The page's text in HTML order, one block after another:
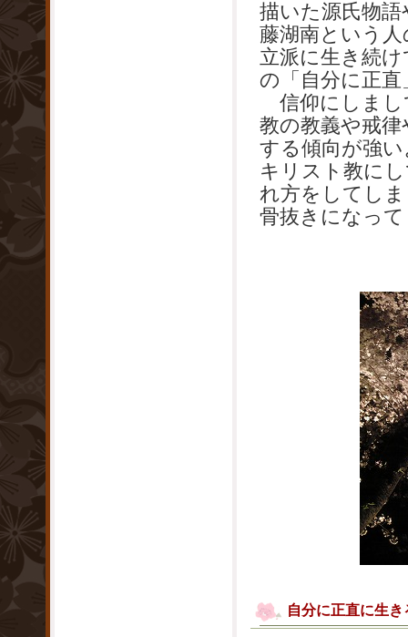
描いた源氏物
藤湖南という
立派に生き続
の「自分に正
信仰にしまし
教の教義や戒
する傾向が強
キリスト教に
れ方をしてし
骨抜きになっ
自分に正直に生